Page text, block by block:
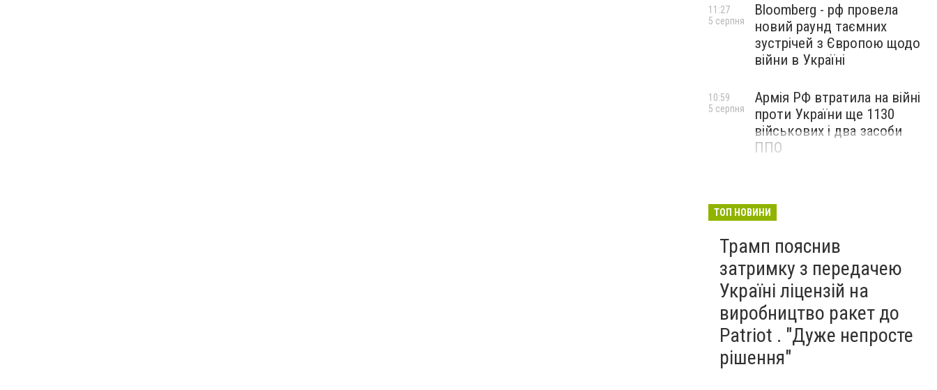
Bloomberg - рф провела
новий раунд таємних
зустрічей з Європою щодо
війни в Україні
11:27
5 серпня
Армія РФ втратила на війні
проти України ще 1130
військових і два засоби
ППО
10:59
5 серпня
ТОП НОВИНИ
Трамп пояснив
затримку з передачею
Україні ліцензій на
виробництво ракет до
Patriot . "Дуже непросте
рішення"